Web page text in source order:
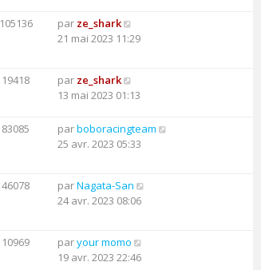
105136 par ze_shark
21 mai 2023 11:29
19418 par ze_shark
13 mai 2023 01:13
83085 parboboracingteam
25 avr. 2023 05:33
46078 parNagata-San
24 avr. 2023 08:06
10969 paryour momo
19 avr. 2023 22:46